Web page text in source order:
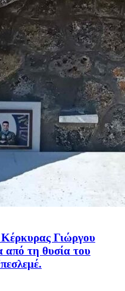
Γιώργου
από τη θυσία του